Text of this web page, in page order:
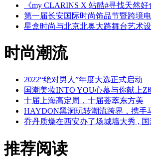
《my CLARINS X 站酷#寻找天然好
第一届长安国际时尚饰品节暨跨境
星盒时尚与北京北奥大路舞台艺术
时尚潮流
2022“绝对男人”年度大选正式启动
国潮美妆INTO YOU心慕与你献上Z
十届上海高定周，十届荟萃东方美
HAYDON黑洞玩转潮流跨界，携手
乔丹质燥在西安办了场城墙大秀 , 国
推荐阅读